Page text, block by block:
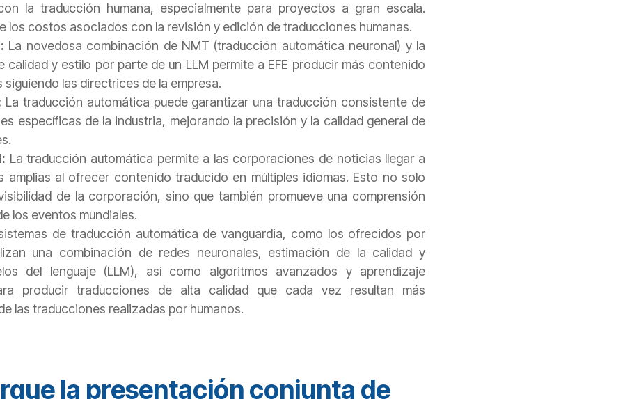
la traducción humana, especialmente para proyectos a gran escala.
los costos asociados con la revisión y edición de traducciones humanas.
La novedosa combinación de NMT (traducción automática neuronal) y la
calidad y estilo por parte de un LLM permite a EFE producir más contenido
siguiendo las directrices de la empresa.
La traducción automática puede garantizar una traducción consistente de
específicas de la industria, mejorando la precisión y la calidad general de
La traducción automática permite a las corporaciones de noticias llegar a
amplias al ofrecer contenido traducido en múltiples idiomas. Esto no solo
de la corporación, sino que también promueve una comprensión
los eventos mundiales.
de traducción automática de vanguardia, como los ofrecidos por
una combinación de redes neuronales, estimación de la calidad y
del lenguaje (LLM), así como algoritmos avanzados y aprendizaje
producir traducciones de alta calidad que cada vez resultan más
las traducciones realizadas por humanos.
la presentación conjunta de